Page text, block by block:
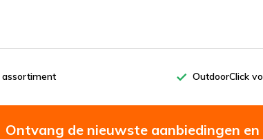
assortiment OutdoorClick
Ontvang de nieuwste aanbiedingen